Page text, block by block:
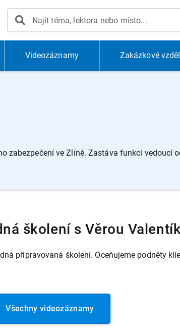
Videozáznamy Zakázkové
zabezpečení ve Zlíně. Zastáva funkci vedoucí
školení s Věrou
připravovaná školení. Oceňujeme podněty
Všechny videozáznamy